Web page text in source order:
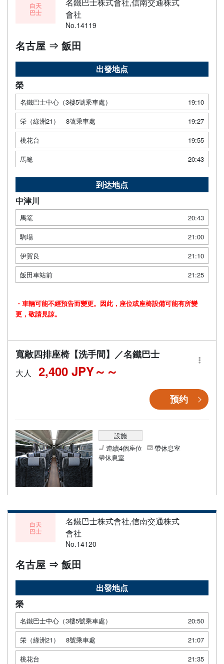
白天
巴士
名鐵巴士株式會社,信南交通株式
會社
No.14119
名古屋 ⇒ 飯田
出發地点
榮
名鐵巴士中心（3樓5號乘車處）
19:10
栄（綠洲21） 8號乘車處
19:27
桃花台
19:55
馬篭
20:43
到达地点
中津川
馬篭
20:43
駒場
21:00
伊賀良
21:10
飯田車站前
21:25
・車輛可能不經預告而變更。因此，座位或座椅設備可能有所變
更，敬請見諒。
寬敞四排座椅【洗手間】／名鐵巴士
大人 2,400 JPY～
预约
設施
連續4個座位
帶休息室
帶休息室
白天
巴士
名鐵巴士株式會社,信南交通株式
會社
No.14120
名古屋 ⇒ 飯田
出發地点
榮
名鐵巴士中心（3樓5號乘車處）
20:50
栄（綠洲21） 8號乘車處
21:07
桃花台
21:35